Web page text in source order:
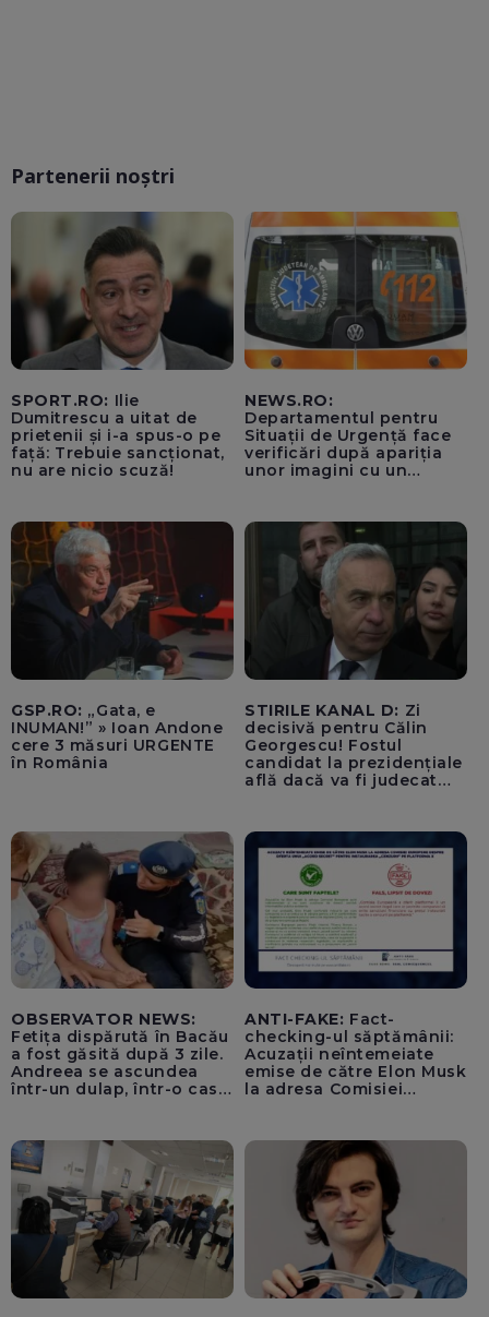
Partenerii noștri
SPORT.RO: Ilie
Dumitrescu a uitat de
prietenii și i-a spus-o pe
față: Trebuie sancționat,
nu are nicio scuză!
NEWS.RO:
Departamentul pentru
Situații de Urgență face
verificări după apariția
unor imagini cu un
pentru cumpărături în
timp ce transporta un
pacient către spital
GSP.RO: „Gata, e
INUMAN!” » Ioan Andone
cere 3 măsuri URGENTE
în România
STIRILE KANAL D: Zi
decisivă pentru Călin
Georgescu! Fostul
candidat la prezidențiale
află dacă va fi judecat
OBSERVATOR NEWS:
Fetița dispărută în Bacău
a fost găsită după 3 zile.
Andreea se ascundea
într-un dulap, într-o casă
ANTI-FAKE: Fact-
checking-ul săptămânii:
Acuzații neîntemeiate
emise de către Elon Musk
la adresa Comisiei
pentru instaurarea
„cenzurii” pe platforma X